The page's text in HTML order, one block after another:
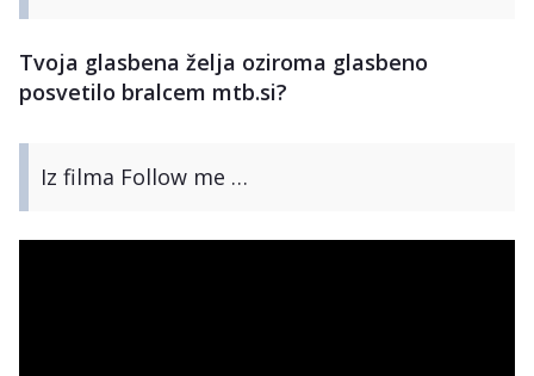
Tvoja glasbena želja oziroma glasbeno
posvetilo bralcem mtb.si?
Iz filma Follow me …